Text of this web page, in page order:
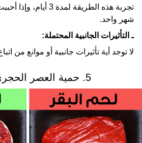
تجربة هذه الطريقة لمدة
شهر واحد.
ـ التأثيرات الجانبية المحتملة:
لا توجد أية تأثيرات جانبية أو موانع من
5. حمية العصر الحجري Paleo